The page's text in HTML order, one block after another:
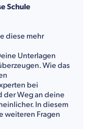
Schule
diese mehr
Unterlagen
Wie das
bei
der Weg an deine
In diesem
weiteren Fragen